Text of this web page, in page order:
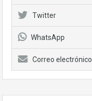
Twitter
WhatsApp
Correo electrónico